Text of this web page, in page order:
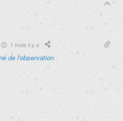
1 mois il y a
de l'observation